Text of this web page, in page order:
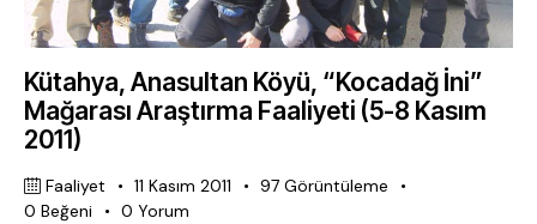
Kütahya, Anasultan Köyü, “Kocadağ İni”
Mağarası Araştırma Faaliyeti (5-8 Kasım
2011)
Faaliyet 11 Kasım 2011 97 Görüntüleme
0 Beğeni 0 Yorum